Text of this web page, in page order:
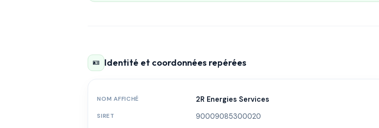
🪪 Identité et coordonnées repérées
NOM AFFICHÉ 2R Energies Services
SIRET 90009085300020